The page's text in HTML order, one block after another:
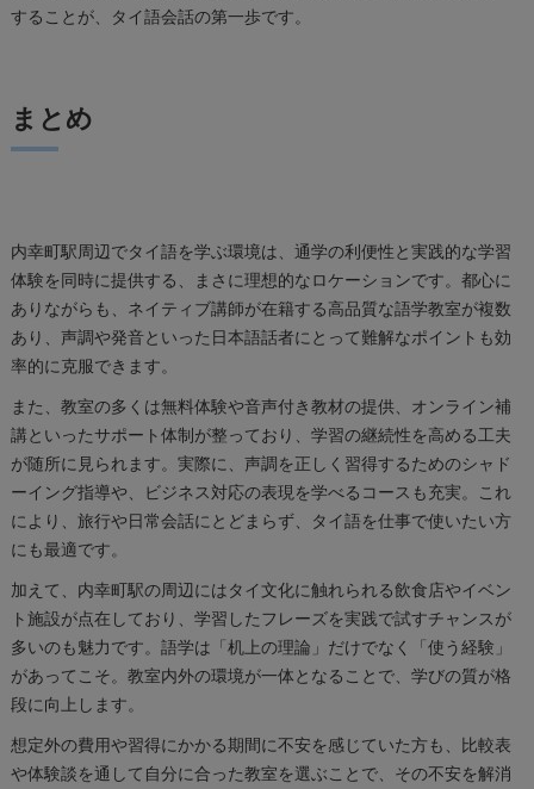
することが、タイ語会話の第一歩です。
まとめ
内幸町駅周辺でタイ語を学ぶ環境は、通学の利便性と実践的な学習
体験を同時に提供する、まさに理想的なロケーションです。都心に
ありながらも、ネイティブ講師が在籍する高品質な語学教室が複数
あり、声調や発音といった日本語話者にとって難解なポイントも効
率的に克服できます。
また、教室の多くは無料体験や音声付き教材の提供、オンライン補
講といったサポート体制が整っており、学習の継続性を高める工夫
が随所に見られます。実際に、声調を正しく習得するためのシャド
ーイング指導や、ビジネス対応の表現を学べるコースも充実。これ
により、旅行や日常会話にとどまらず、タイ語を仕事で使いたい方
にも最適です。
加えて、内幸町駅の周辺にはタイ文化に触れられる飲食店やイベン
ト施設が点在しており、学習したフレーズを実践で試すチャンスが
多いのも魅力です。語学は「机上の理論」だけでなく「使う経験」
があってこそ。教室内外の環境が一体となることで、学びの質が格
段に向上します。
想定外の費用や習得にかかる期間に不安を感じていた方も、比較表
や体験談を通して自分に合った教室を選ぶことで、その不安を解消